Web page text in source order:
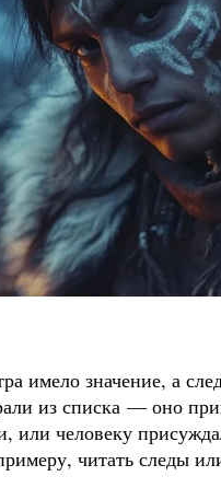
имело значение, а
из списка — оно
или человеку
читать следы